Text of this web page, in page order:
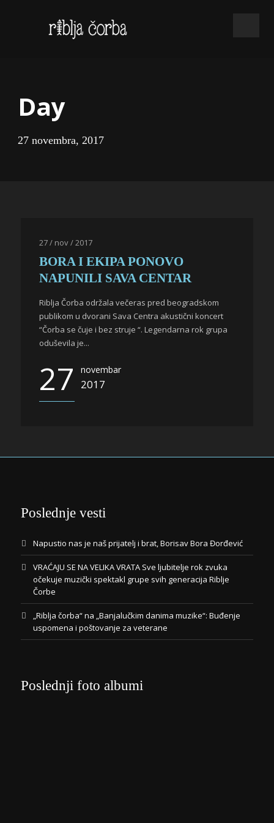
Day
27 novembra, 2017
27 / nov / 2017
BORA I EKIPA PONOVO
NAPUNILI SAVA CENTAR
Riblja Čorba održala večeras pred beogradskom
publikom u dvorani Sava Centra akustični koncert
“Čorba se čuje i bez struje “. Legendarna rok grupa
oduševila je...
27 novembar
2017
Poslednje vesti
Napustio nas je naš prijatelj i brat, Borisav Bora Đorđević
VRAĆAJU SE NA VELIKA VRATA Sve ljubitelje rok zvuka
očekuje muzički spektakl grupe svih generacija Riblje
Čorbe
„Riblja čorba“ na „Banjalučkim danima muzike“: Buđenje
uspomena i poštovanje za veterane
Poslednji foto albumi